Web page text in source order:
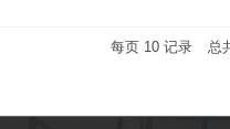
每页 10 记录 总